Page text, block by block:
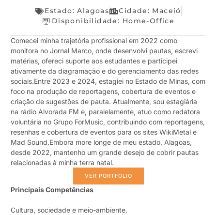
Estado:Alagoas
Cidade: Maceió
Disponibilidade: Home-Office
Comecei minha trajetória profissional em 2022 como
monitora no Jornal Marco, onde desenvolvi pautas, escrevi
matérias, ofereci suporte aos estudantes e participei
ativamente da diagramação e do gerenciamento das redes
sociais.Entre 2023 e 2024, estagiei no Estado de Minas, com
foco na produção de reportagens, cobertura de eventos e
criação de sugestões de pauta. Atualmente, sou estagiária
na rádio Alvorada FM e, paralelamente, atuo como redatora
voluntária no Grupo ForMusic, contribuindo com reportagens,
resenhas e cobertura de eventos para os sites WikiMetal e
Mad Sound.Embora more longe de meu estado, Alagoas,
desde 2022, mantenho um grande desejo de cobrir pautas
relacionadas à minha terra natal.
VER PORTFOLIO
Principais Competências
Cultura, sociedade e meio-ambiente.